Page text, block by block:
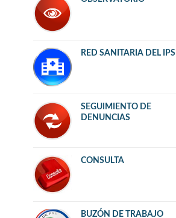
RED SANITARIA DEL IPS
SEGUIMIENTO DE
DENUNCIAS
CONSULTA
BUZÓN DE TRABAJO